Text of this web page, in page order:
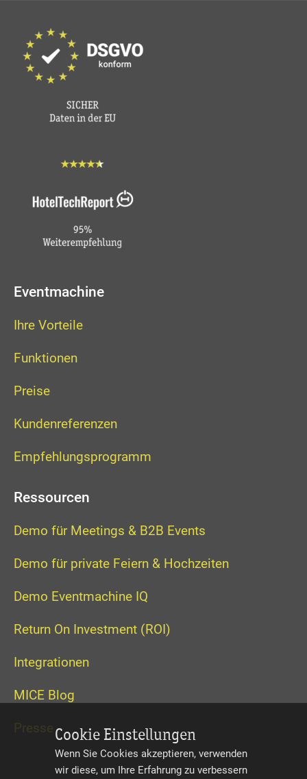
Cookie Einstellungen
Wenn Sie Cookies akzeptieren, verwenden
wir diese, um Ihre Erfahrung zu verbessern
Eventmachine
Ihre Vorteile
Funktionen
Preise
Kundenreferenzen
Empfehlungsprogramm
Ressourcen
Demo für Meetings & B2B Events
Demo für private Feiern & Hochzeiten
Demo Eventmachine IQ
Return On Investment (ROI)
Integrationen
MICE Blog